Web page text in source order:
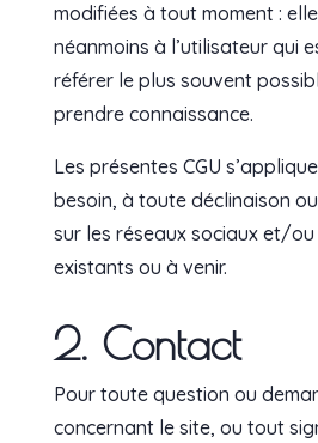
modifiées à tout moment :
néanmoins à l’utilisateur qui
référer le plus souvent
prendre connaissance.
Les présentes CGU
besoin, à toute déclinaison
sur les réseaux sociaux et/
existants ou à venir.
2. Contact
Pour toute question ou
concernant le site, ou tout